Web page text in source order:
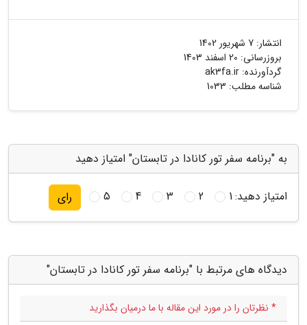
انتشار: 7 شهریور 1402
بروزرسانی: 20 اسفند 1403
گردآورنده: ak3fa.ir
شناسه مطلب: 1033
به "برنامه سفر تور کانادا در تابستان" امتیاز دهید
امتیاز دهید:1
2
3
4
5 رای
دیدگاه های مرتبط با "برنامه سفر تور کانادا در تابستان"
* نظرتان را در مورد این مقاله با ما درمیان بگذارید